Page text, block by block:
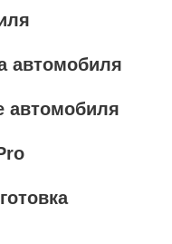
автомобиля
автомобиля